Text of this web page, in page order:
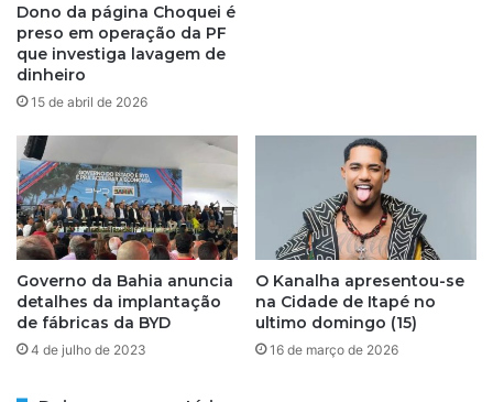
d
o
i
s
n
o
s
d
o
P
é
d
e
M
t
o
s
o
b
r
e
q
u
e
r
o
s
n
Dono da página Choquei é
preso em operação da PF
que investiga lavagem de
dinheiro
15 de abril de 2026
Governo da Bahia anuncia
detalhes da implantação
de fábricas da BYD
4 de julho de 2023
O Kanalha apresentou-se
na Cidade de Itapé no
ultimo domingo (15)
16 de março de 2026